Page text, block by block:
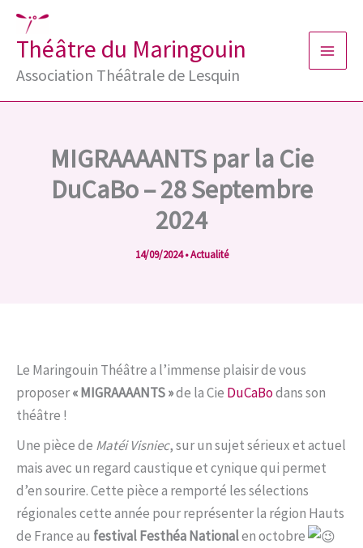
Aller
contenu
Théâtre du Maringouin
Association Théâtrale de Lesquin
MIGRAAAANTS par la Cie
DuCaBo – 28 Septembre
2024
14/09/2024•Actualité
Le Maringouin Théâtre a l’immense plaisir de vous
proposer« MIGRAAAANTS »de la Cie DuCaBodans son
théâtre !
Une pièce de Matéi Visniec, sur un sujet sérieux et actuel
mais avec un regard caustique et cynique qui permet
d’en sourire. Cette pièce a remporté les sélections
régionales cette année pour représenter la région Hauts
de France au festival Festhéa Nationalen octobre